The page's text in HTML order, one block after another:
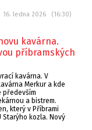
16. ledna 2026 (16:30)
kavárna.
příbramských
kavárna. V
Merkur a kde
především
a bistrem.
který v Příbrami
kozla. Nový